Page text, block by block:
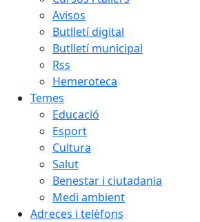
Avisos
Butlletí digital
Butlletí municipal
Rss
Hemeroteca
Temes
Educació
Esport
Cultura
Salut
Benestar i ciutadania
Medi ambient
Adreces i telèfons